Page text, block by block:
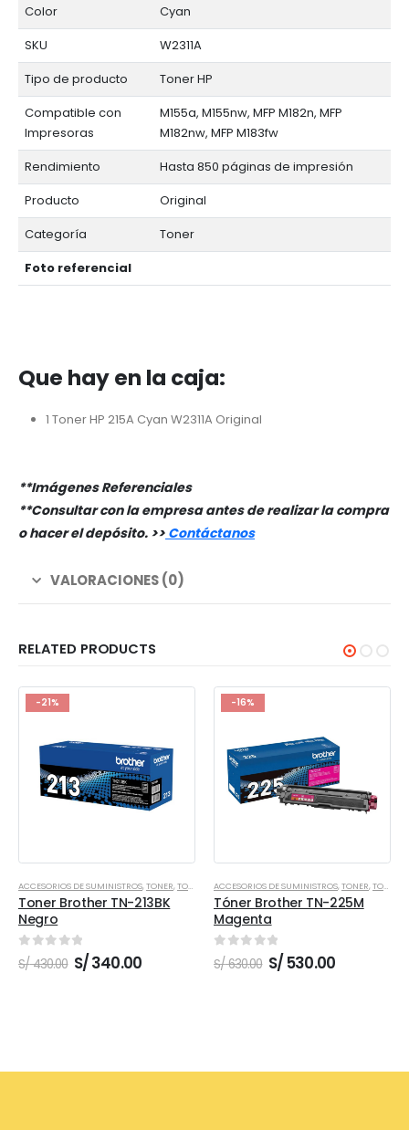
Color
Cyan
SKU
W2311A
Tipo de producto
Toner HP
Compatible con
Impresoras
M155a, M155nw, MFP M182n, MFP
M182nw, MFP M183fw
Rendimiento
Hasta 850 páginas de impresión
Producto
Original
Categoría
Toner
Foto referencial
Que hay en la caja:
1 Toner HP 215A Cyan W2311A Original
**Imágenes Referenciales
**Consultar con la empresa antes de realizar la compra
o hacer el depósito. >> Contáctanos
VALORACIONES (0)
RELATED PRODUCTS
-21%
ACCESORIOS DE SUMINISTROS,TONER,TONER BROTHER
Toner Brother TN-213BK
Negro
out of 5
S/430.00 El
precio
S/340.00El
-16%
ACCESORIOS DE SUMINISTROS,TONER,TONER BROTHER
Tóner Brother TN-225M
Magenta
out of 5
S/630.00 El
precio
S/530.00El